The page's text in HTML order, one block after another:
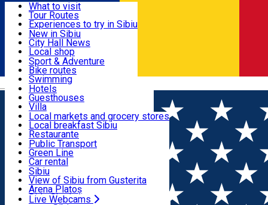
Română
Useful info
Activities & Adventure
Accommodation
Food, Drinks & Nightlife
Transport & Parking
Live Webcams
What to visit
Tour Routes
Experiences to try in Sibiu
Podcast
Culture
Museums
Churches
Parks, Zoo
County of Sibiu
New in Sibiu
City Hall News
Local shop
Sibiu artisans
Sibiul Verde
Public services
Education
How do I get to Sibiu
Tourist Info
Tour Guides
Guided tours
Publicații locale
Beauty salons
Sport & Adventure
Bike routes
Swimming
Riding
Indoor activities
Loc de joacă indoor
Loc de joacă outdoor
Ski
Ice skating
Yoga
Hotels
Guesthouses
Villa
Hostels
Motel
Camping
Renting rooms
Rooms for rent
Accommodation outside Sibiu
Local markets and grocery stores
Local breakfast Sibiu
Restaurante
Pizza
Fast Food
Coffee
Sweets
Pub, Bar
Night clubs
Bakeries
Public Transport
Green Line
Car rental
Rent a bike
Scooter rentals
Taxi
Ride Sharing
Sibiu
View of Sibiu from Gusterita
Arena Platoș
Live Webcams